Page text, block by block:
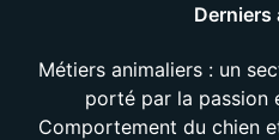
Derniers
Métiers animaliers : un
porté par la passion
Comportement du chien